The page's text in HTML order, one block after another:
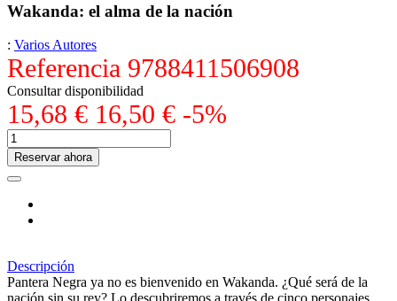
Wakanda: el alma de la nación
: Varios Autores
Referencia 9788411506908
Consultar disponibilidad
15,68 € 16,50 € -5%
Reservar ahora
Descripción
Pantera Negra ya no es bienvenido en Wakanda. ¿Qué será de la